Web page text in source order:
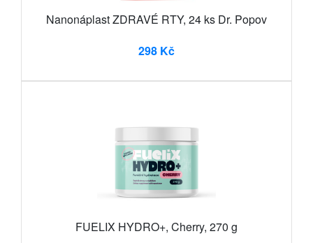
Nanonáplast ZDRAVÉ RTY, 24 ks Dr. Popov
298 Kč
FUELIX HYDRO+, Cherry, 270 g